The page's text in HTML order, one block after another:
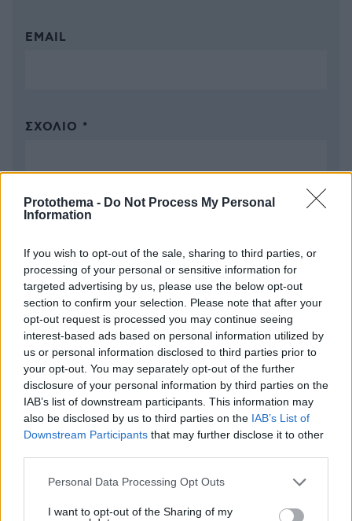
Protothema - Do Not Process My Personal
Information
If you wish to opt-out of the sale, sharing to third parties, or
processing of your personal or sensitive information for
targeted advertising by us, please use the below opt-out
section to confirm your selection. Please note that after your
opt-out request is processed you may continue seeing
interest-based ads based on personal information utilized by
us or personal information disclosed to third parties prior to
your opt-out. You may separately opt-out of the further
disclosure of your personal information by third parties on the
IAB’s list of downstream participants. This information may
also be disclosed by us to third parties on the IAB’s List of
Downstream Participants that may further disclose it to other
Please note that this website/app uses one or more Google
not limited to your visit or usage behaviour. You may click to
Personal Data Processing Opt Outs
I want to opt-out of the Sharing of my
EMAIL
ΣΧΌΛΙΟ *
Απομένουν 2500χαρακτήρες
* Υποχρεωτικά πεδία
ΡΟΗ ΕΙΔΗΣΕΩΝ
Ειδήσεις Δημοφιλή Σχολιασμένα